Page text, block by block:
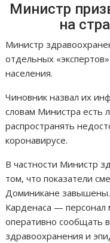
Министр
на
Министр
отдельных
населения.
Чиновник назвал их
словам Министра есть
распространять
коронавирусе.
В частности Министр
том, что показатели
Доминикане
Карденаса — персонал
оперативно сообщать
здравоохранения и